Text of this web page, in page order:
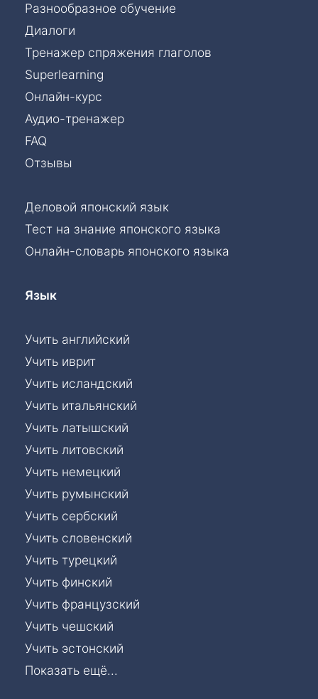
Разнообразное обучение
Диалоги
Тренажер спряжения глаголов
Superlearning
Онлайн-курс
Аудио-тренажер
FAQ
Отзывы
Деловой японский язык
Тест на знание японского языка
Онлайн-словарь японского языка
Язык
Учить английский
Учить иврит
Учить исландский
Учить итальянский
Учить латышский
Учить литовский
Учить немецкий
Учить румынский
Учить сербский
Учить словенский
Учить турецкий
Учить финский
Учить французский
Учить чешский
Учить эстонский
Показать ещё...